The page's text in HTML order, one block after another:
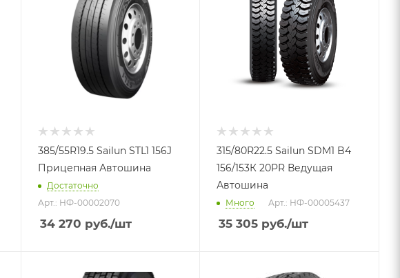
385/55R19.5 Sailun STL1 156J
Прицепная Автошина
Достаточно
Арт.: НФ-00002070
34 270 руб./шт
315/80R22.5 Sailun SDM1 B4
156/153К 20PR Ведущая
Автошина
Много Арт.: НФ-00005437
35 305 руб./шт